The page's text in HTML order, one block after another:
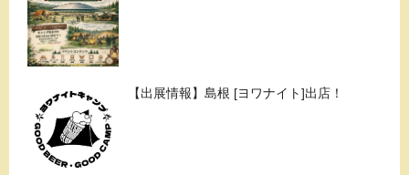
【出展情報】島根 [ヨワナイト]出店！